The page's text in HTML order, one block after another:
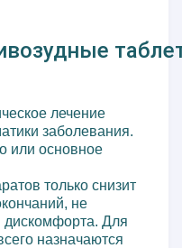
лечение
заболевания.
или основное
только снизит
не
дискомфорта. Для
назначаются